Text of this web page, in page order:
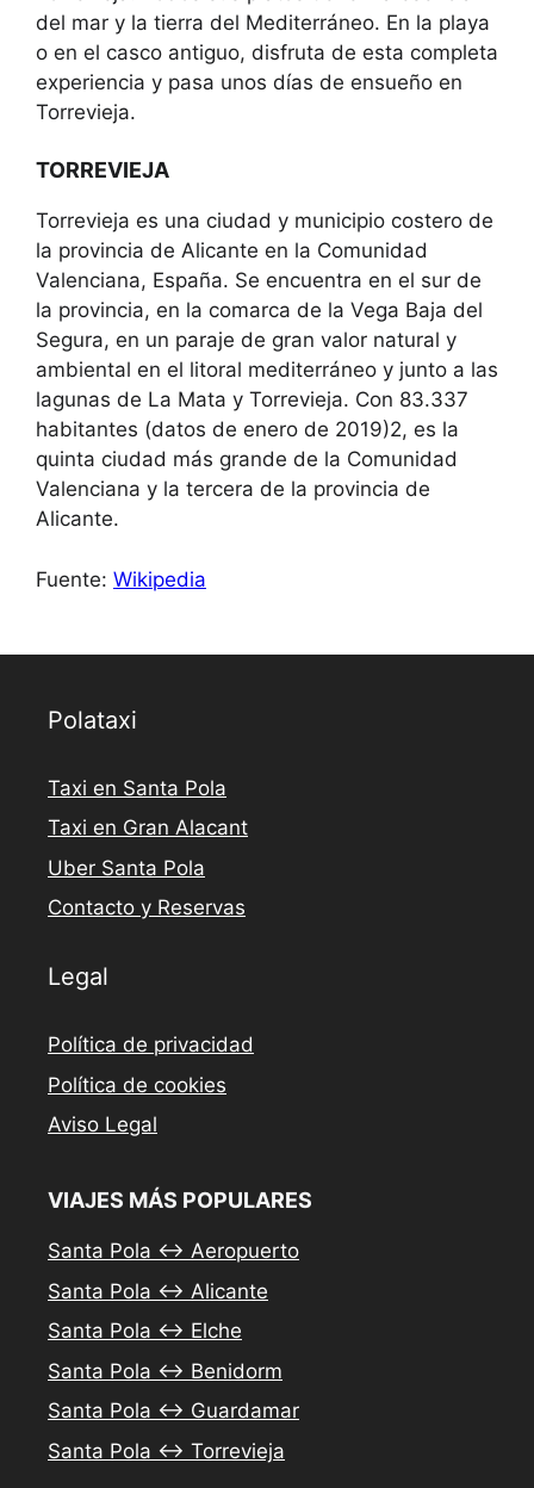
del mar y la tierra del Mediterráneo. En la playa
o en el casco antiguo, disfruta de esta completa
experiencia y pasa unos días de ensueño en
Torrevieja.
TORREVIEJA
Torrevieja es una ciudad y municipio costero de
la provincia de Alicante en la Comunidad
Valenciana, España. Se encuentra en el sur de
la provincia, en la comarca de la Vega Baja del
Segura, en un paraje de gran valor natural y
ambiental en el litoral mediterráneo y junto a las
lagunas de La Mata y Torrevieja. Con 83.337
habitantes (datos de enero de 2019)2, es la
quinta ciudad más grande de la Comunidad
Valenciana y la tercera de la provincia de
Alicante.
Fuente: Wikipedia
Polataxi
Taxi en Santa Pola
Taxi en Gran Alacant
Uber Santa Pola
Contacto y Reservas
Legal
Política de privacidad
Política de cookies
Aviso Legal
VIAJES MÁS POPULARES
Santa Pola ↔ Aeropuerto
Santa Pola ↔ Alicante
Santa Pola ↔ Elche
Santa Pola ↔ Benidorm
Santa Pola ↔ Guardamar
Santa Pola ↔ Torrevieja